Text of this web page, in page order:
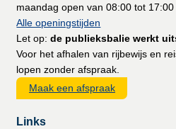
maandag open van 08:00 tot 17:00
Alle openingstijden
Let op:de publieksbalie werkt
Voor het afhalen van rijbewijs en
lopen zonder afspraak.
Maak een afspraak
Links